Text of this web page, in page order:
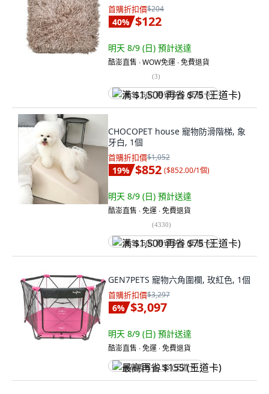
首購折扣價$204
40% $122
明天 8/9 (日) 預計送達
酷澎直售 ∙ WOW免運 ∙ 免費退貨
(3)
满 $1,500 再省 $75 (王道卡)
CHOCOPET house 寵物防滑階梯, 象
牙白, 1個
首購折扣價$1,052
19% $852 ($852.00/1個)
明天 8/9 (日) 預計送達
酷澎直售 ∙ 免運 ∙ 免費退貨
(4330)
满 $1,500 再省 $75 (王道卡)
GEN7PETS 寵物六角圍欄, 玫紅色, 1個
首購折扣價$3,297
6% $3,097
明天 8/9 (日) 預計送達
酷澎直售 ∙ 免運 ∙ 免費退貨
最高再省 $155 (王道卡)